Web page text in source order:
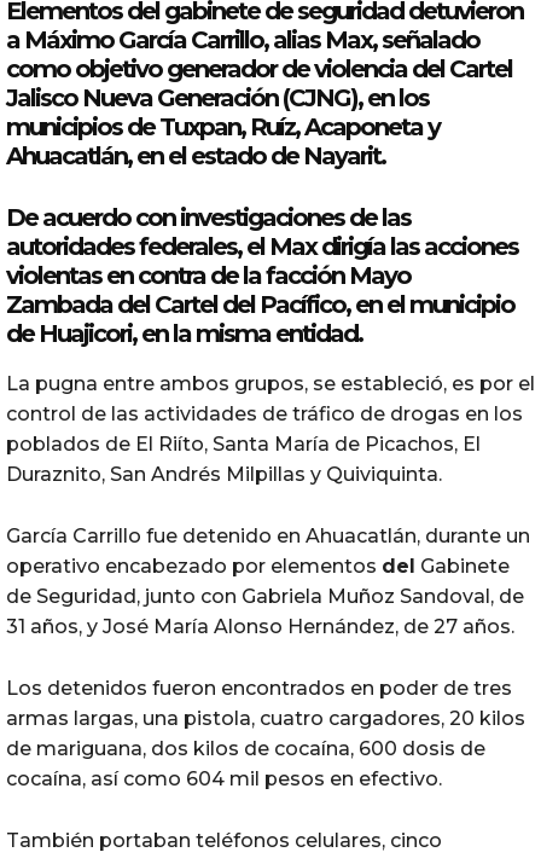
Elementosdelgabinete de seguridad detuvieron
a Máximo García Carrillo, alias Max, señalado
como objetivo generador de violenciadelCartel
Jalisco Nueva Generación (CJNG), en los
municipios de Tuxpan, Ruíz, Acaponeta y
Ahuacatlán, en el estado deNayarit.
De acuerdo con investigaciones de las
autoridades federales, el Max dirigía las acciones
violentas en contra de la facción Mayo
ZambadadelCarteldelPacífico, en el municipio
de Huajicori, en la misma entidad.
La pugna entre ambos grupos, se estableció, es por el
control de las actividades de tráfico de drogas en los
poblados de El Riíto, Santa María de Picachos, El
Duraznito, San Andrés Milpillas y Quiviquinta.
García Carrillo fue detenido en Ahuacatlán, durante un
operativo encabezado por elementos del Gabinete
de Seguridad, junto con Gabriela Muñoz Sandoval, de
31 años, y José María Alonso Hernández, de 27 años.
Los detenidos fueron encontrados en poder de tres
armas largas, una pistola, cuatro cargadores, 20 kilos
de mariguana, dos kilos de cocaína, 600 dosis de
cocaína, así como 604 mil pesos en efectivo.
También portaban teléfonos celulares, cinco